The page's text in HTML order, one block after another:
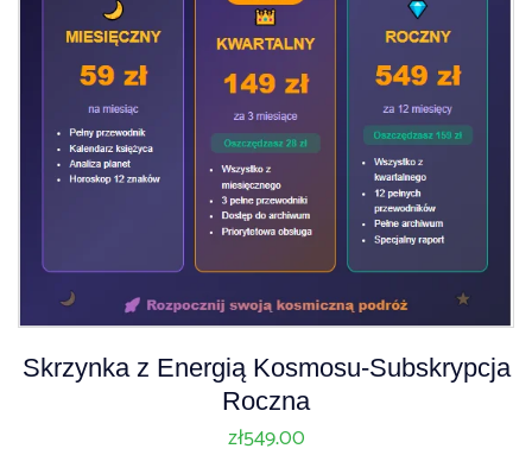
Skrzynka z Energią Kosmosu-Subskrypcja
Roczna
zł549.00